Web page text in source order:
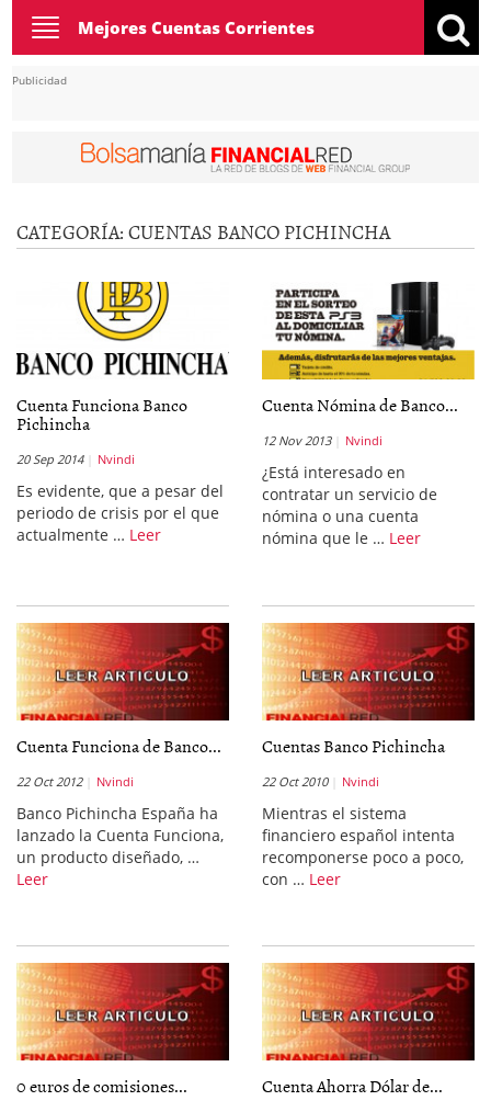
Toggle
navigation
Mejores Cuentas Corrientes
Publicidad
CATEGORÍA:CUENTAS BANCO PICHINCHA
Cuenta Funciona Banco
Pichincha
20 Sep 2014 Nvindi
Es evidente, que a pesar del
periodo de crisis por el que
actualmente … Leer
Cuenta Nómina de Banco...
12 Nov 2013 Nvindi
¿Está interesado en
contratar un servicio de
nómina o una cuenta
nómina que le … Leer
Cuenta Funciona de Banco...
22 Oct 2012 Nvindi
Banco Pichincha España ha
lanzado la Cuenta Funciona,
un producto diseñado, …
Leer
Cuentas Banco Pichincha
22 Oct 2010 Nvindi
Mientras el sistema
financiero español intenta
recomponerse poco a poco,
con … Leer
0 euros de comisiones... Cuenta Ahorra Dólar de...